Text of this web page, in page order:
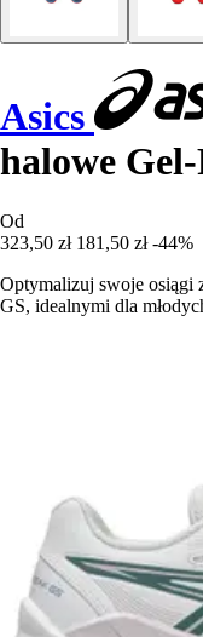
Asics
halowe
Od
323,50 zł 181,50 zł -44%
Optymalizuj swoje osiągi
GS, idealnymi dla